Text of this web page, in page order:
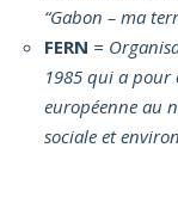
“Gabon – ma
FERN =
1985 qui a pour
européenne au
sociale et